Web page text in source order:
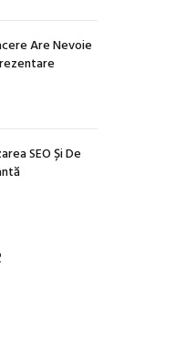
Are Nevoie
SEO Și De